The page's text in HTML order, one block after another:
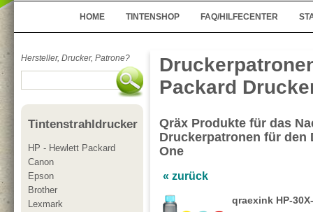
HOME TINTENSHOP FAQ/HILFECENTER
Hersteller, Drucker, Patrone?
Tintenstrahldrucker
HP - Hewlett Packard
Canon
Epson
Brother
Lexmark
Packard
Qräx Produkte für das
Druckerpatronen für den
One
« zurück
qraexink HP-